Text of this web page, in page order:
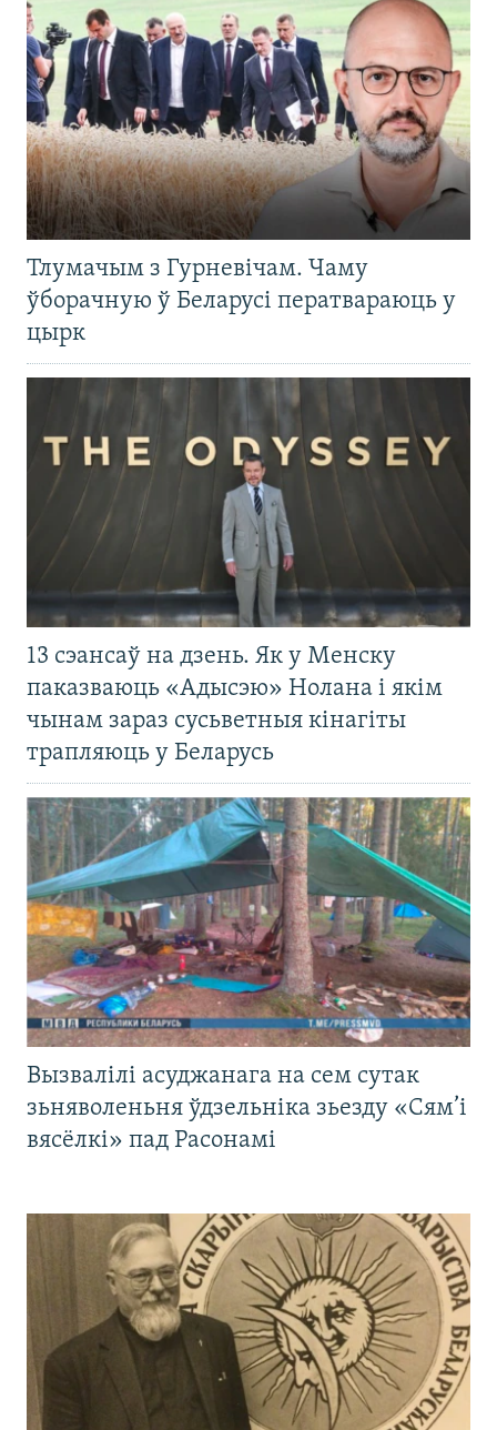
Тлумачым з Гурневічам. Чаму
ўборачную ў Беларусі ператвараюць у
цырк
13 сэансаў на дзень. Як у Менску
паказваюць «Адысэю» Нолана і якім
чынам зараз сусьветныя кінагіты
трапляюць у Беларусь
Вызвалілі асуджанага на сем сутак
зьняволеньня ўдзельніка зьезду «Сям’і
вясёлкі» пад Расонамі